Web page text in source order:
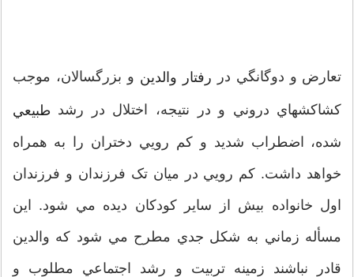
تعارض و دوگانگي در رفتار والدين و بزرگسالان، موجب
کشاکشهاي دروني و در نتيجه، اختلال در رشد طبيعي
شده، اضطراب شديد و کم رويي دختران را به همراه
خواهد داشت. کم رويي در ميان تک فرزندان و فرزندان
اول خانواده بيش از ساير کودکان ديده مي شود. اين
مسأله زماني به شکل جدي مطرح مي شود که والدين
قادر نباشند زمينه تربيت و رشد اجتماعي مطلوب و